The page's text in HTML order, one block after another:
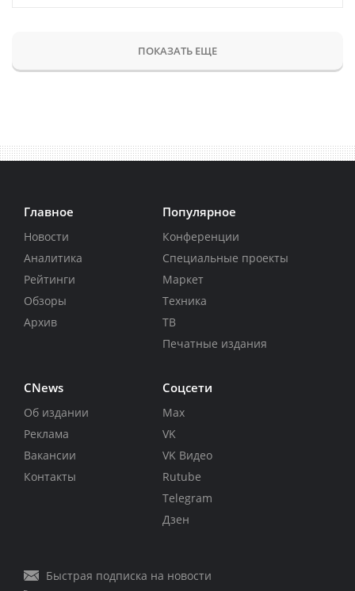
ПОКАЗАТЬ ЕЩЕ
Главное
Новости
Аналитика
Рейтинги
Обзоры
Архив
Популярное
Конференции
Специальные проекты
Маркет
Техника
ТВ
Печатные издания
CNews
Об издании
Реклама
Вакансии
Контакты
Соцсети
Max
VK
VK Видео
Rutube
Telegram
Дзен
Быстрая подписка на новости